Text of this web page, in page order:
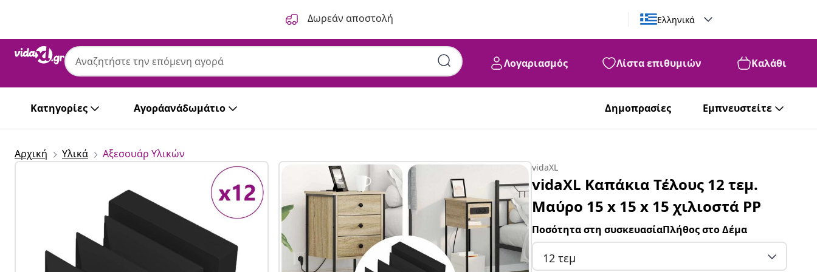
Δωρεάν αποστολή Ελληνικά
Λογαριασμός Λίστα επιθυμιών Καλάθι
Κατηγορίες Αγοράανάδωμάτιο Δημοπρασίες Εμπνευστείτε
Αρχική Υλικά Αξεσουάρ Υλικών
vidaXL
vidaXL Καπάκια Τέλους 12 τεμ.
Μαύρο 15 x 15 x 15 χιλιοστά PP
Ποσότητα στη συσκευασίαΠλήθος στο Δέμα
12 τεμ